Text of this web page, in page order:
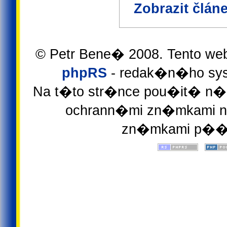
Zobrazit
© Petr Bene� 2008. Tento
phpRS - redak�n�ho
Na t�to str�nce pou�it�
ochrann�mi zn�mkami
zn�mkami